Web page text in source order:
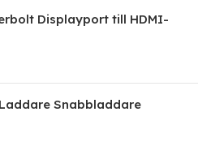
Displayport till HDMI-
Snabbladdare